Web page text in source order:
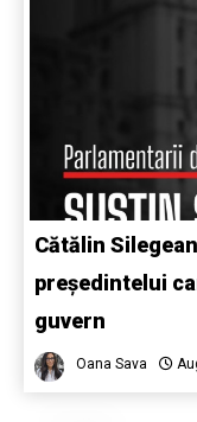
Cătălin
președintelui
guvern
Oana Sava